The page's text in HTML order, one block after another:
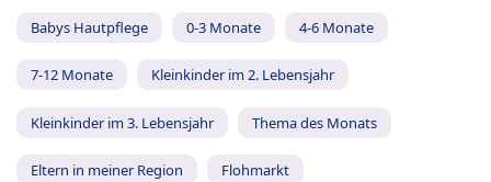
Babys Hautpflege 0-3 Monate 4-6 Monate
7-12 Monate Kleinkinder im 2. Lebensjahr
Kleinkinder im 3. Lebensjahr Thema des Monats
Eltern in meiner Region Flohmarkt